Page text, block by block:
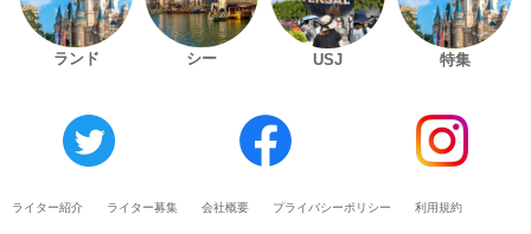
ランド シー USJ 特集
ライター紹介 ライター募集 会社概要 プライバシーポリシー 利用規約